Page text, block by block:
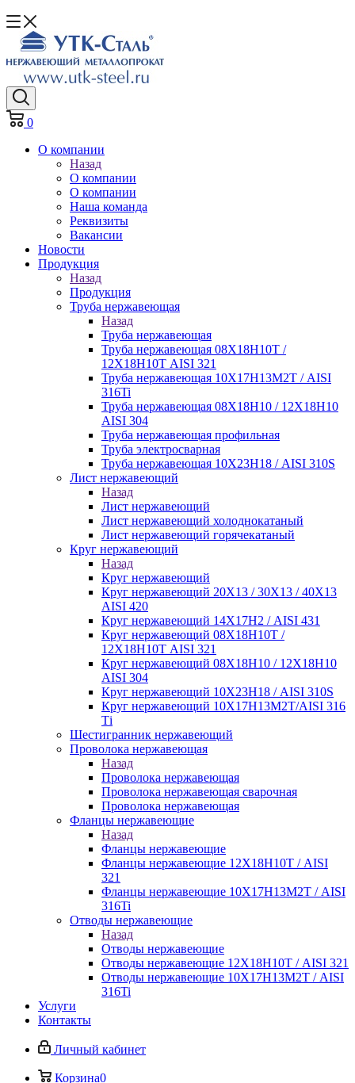
0
О компании
Назад
О компании
О компании
Наша команда
Реквизиты
Вакансии
Новости
Продукция
Назад
Продукция
Труба нержавеющая
Назад
Труба нержавеющая
Труба нержавеющая 08Х18Н10Т /
12Х18Н10Т AISI 321
Труба нержавеющая 10Х17Н13М2Т / AISI
316Ti
Труба нержавеющая 08Х18Н10 / 12Х18Н10
AISI 304
Труба нержавеющая профильная
Труба электросварная
Труба нержавеющая 10Х23Н18 / AISI 310S
Лист нержавеющий
Назад
Лист нержавеющий
Лист нержавеющий холоднокатаный
Лист нержавеющий горячекатаный
Круг нержавеющий
Назад
Круг нержавеющий
Круг нержавеющий 20Х13 / 30Х13 / 40Х13
AISI 420
Круг нержавеющий 14Х17Н2 / AISI 431
Круг нержавеющий 08Х18Н10Т /
12Х18Н10Т AISI 321
Круг нержавеющий 08Х18Н10 / 12Х18Н10
AISI 304
Круг нержавеющий 10Х23Н18 / AISI 310S
Круг нержавеющий 10Х17Н13М2Т/AISI 316
Тi
Шестигранник нержавеющий
Проволока нержавеющая
Назад
Проволока нержавеющая
Проволока нержавеющая сварочная
Проволока нержавеющая
Фланцы нержавеющие
Назад
Фланцы нержавеющие
Фланцы нержавеющие 12Х18Н10Т / AISI
321
Фланцы нержавеющие 10Х17Н13М2Т / AISI
316Ti
Отводы нержавеющие
Назад
Отводы нержавеющие
Отводы нержавеющие 12Х18Н10Т / AISI 321
Отводы нержавеющие 10Х17Н13М2Т / AISI
316Ti
Услуги
Контакты
Личный кабинет
Корзина0